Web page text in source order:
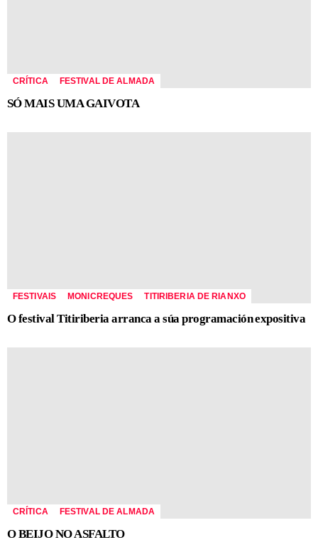
CRÍTICA FESTIVAL DE ALMADA
SÓ MAIS UMA GAIVOTA
FESTIVAIS MONICREQUES TITIRIBERIA DE RIANXO
O festival Titiriberia arranca a súa programación expositiva
CRÍTICA FESTIVAL DE ALMADA
O BEIJO NO ASFALTO